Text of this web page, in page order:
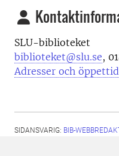
SLU-biblioteket
biblioteket@slu.se,
Adresser och
SIDANSVARIG: BIB-